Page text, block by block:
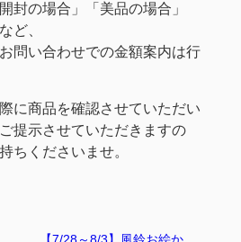
封の場合」「美品の場合」
ど、
問い合わせでの金額案内は行
に商品を確認させていただい
提示させていただきますの
ちくださいませ。